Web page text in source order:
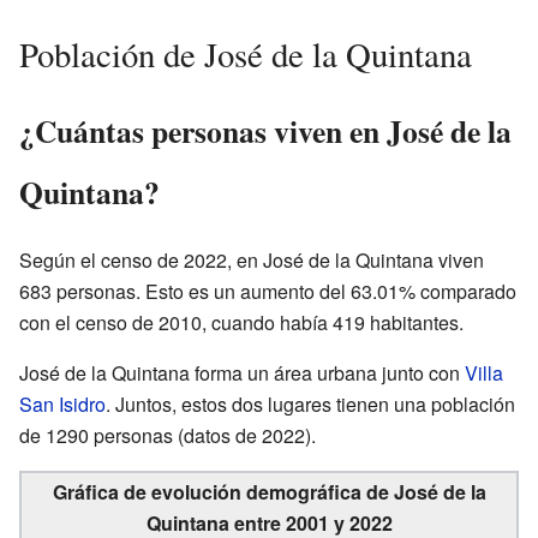
Población de José de la Quintana
¿Cuántas personas viven en José de la
Quintana?
Según el censo de 2022, en José de la Quintana viven
683 personas. Esto es un aumento del 63.01% comparado
con el censo de 2010, cuando había 419 habitantes.
José de la Quintana forma un área urbana junto con Villa
San Isidro. Juntos, estos dos lugares tienen una población
de 1290 personas (datos de 2022).
Gráfica de evolución demográfica de José de la
Quintana entre 2001 y 2022